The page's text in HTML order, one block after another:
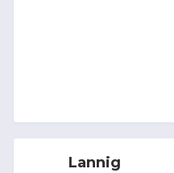
Lannig